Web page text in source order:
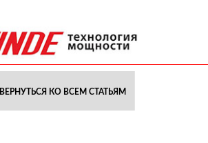
ВЕРНУТЬСЯ КО ВСЕМ СТАТЬЯМ